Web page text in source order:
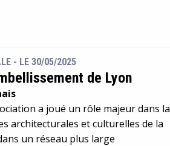
- LE 30/05/2025
de Lyon
a joué un rôle majeur dans la
architecturales et culturelles de la
un réseau plus large